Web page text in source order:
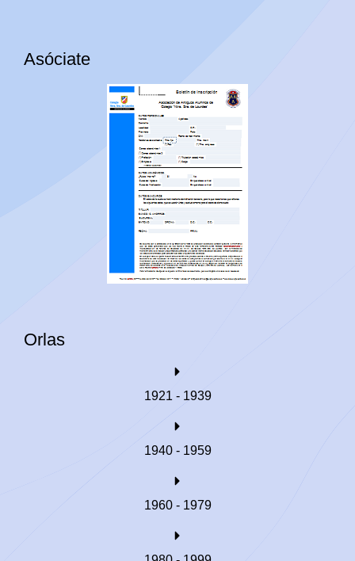
Asóciate
Orlas
1921 - 1939
1940 - 1959
1960 - 1979